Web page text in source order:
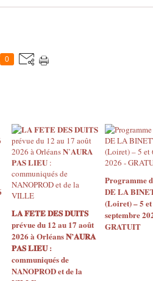
0
𝐋𝐀 𝐅𝐄𝐓𝐄 𝐃𝐄𝐒 𝐃𝐔𝐈𝐓𝐒
prévue du 12 au 17 août
2026 à Orléans 𝐍’𝐀𝐔𝐑𝐀
𝐏𝐀𝐒 𝐋𝐈𝐄𝐔 :
communiqués de
NANOPROD et de la
Programme
DE LA
(Loiret) – 5 et
septembre
GRATUIT